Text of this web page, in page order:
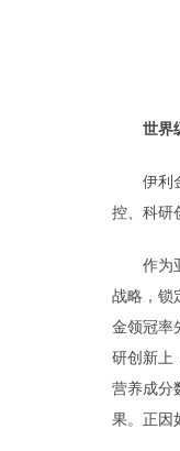
世界
伊利
控、科研
作为
战略，锁
金领冠率
研创新上
营养成分
果。正因